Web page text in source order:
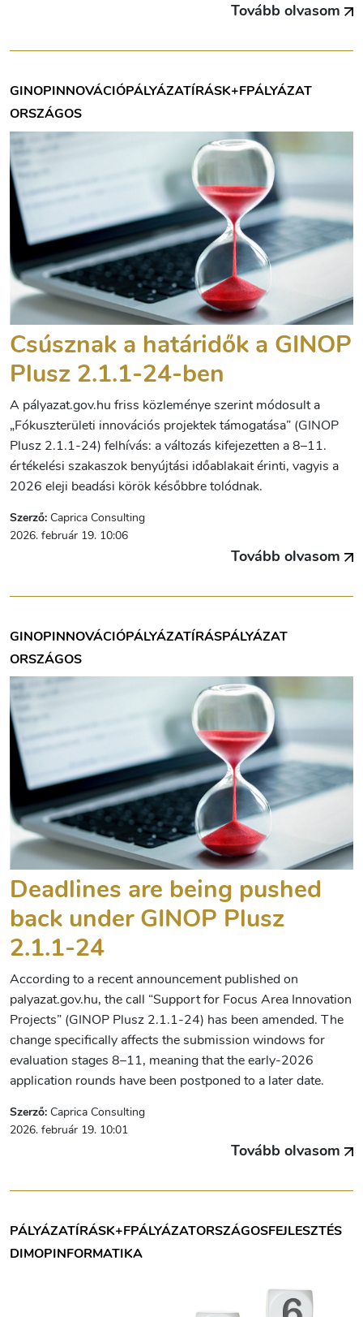
Tovább olvasom
GINOPINNOVÁCIÓPÁLYÁZATÍRÁSK+FPÁLYÁZAT
ORSZÁGOS
Csúsznak a határidők a GINOP
Plusz 2.1.1-24-ben
A pályazat.gov.hu friss közleménye szerint módosult a
„Fókuszterületi innovációs projektek támogatása” (GINOP
Plusz 2.1.1-24) felhívás: a változás kifejezetten a 8–11.
értékelési szakaszok benyújtási időablakait érinti, vagyis a
2026 eleji beadási körök későbbre tolódnak.
Szerző: Caprica Consulting
2026. február 19. 10:06
Tovább olvasom
GINOPINNOVÁCIÓPÁLYÁZATÍRÁSPÁLYÁZAT
ORSZÁGOS
Deadlines are being pushed
back under GINOP Plusz
2.1.1-24
According to a recent announcement published on
palyazat.gov.hu, the call “Support for Focus Area Innovation
Projects” (GINOP Plusz 2.1.1-24) has been amended. The
change specifically affects the submission windows for
evaluation stages 8–11, meaning that the early-2026
application rounds have been postponed to a later date.
Szerző: Caprica Consulting
2026. február 19. 10:01
Tovább olvasom
PÁLYÁZATÍRÁSK+FPÁLYÁZATORSZÁGOSFEJLESZTÉS
DIMOPINFORMATIKA